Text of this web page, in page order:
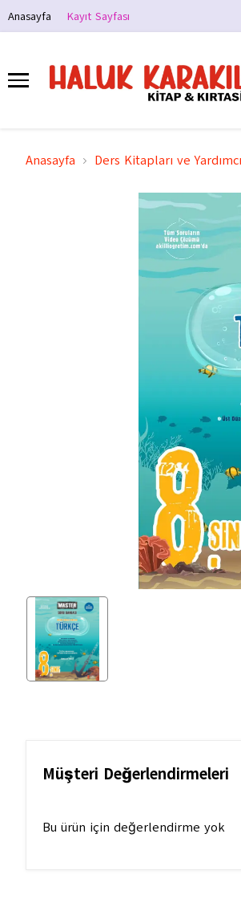
Anasayfa Kayıt Sayfası
Anasayfa Ders Kitapları ve
Müşteri Değerlendirmeleri
Bu ürün için değerlendirme yok